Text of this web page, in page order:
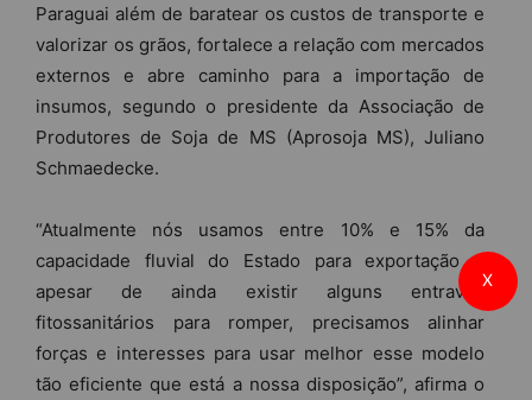
Paraguai além de baratear os custos de transporte e
valorizar os grãos, fortalece a relação com mercados
externos e abre caminho para a importação de
insumos, segundo o presidente da Associação de
Produtores de Soja de MS (Aprosoja MS), Juliano
Schmaedecke.
“Atualmente nós usamos entre 10% e 15% da
capacidade fluvial do Estado para exportação e
apesar de ainda existir alguns entraves
fitossanitários para romper, precisamos alinhar
forças e interesses para usar melhor esse modelo
tão eficiente que está a nossa disposição”, afirma o
X